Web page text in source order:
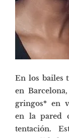
En los bailes
en
gringos* en
en la pared
tentación.